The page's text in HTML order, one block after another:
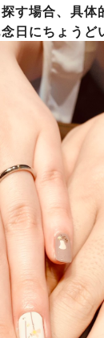
す場合、具体
日にちょうど